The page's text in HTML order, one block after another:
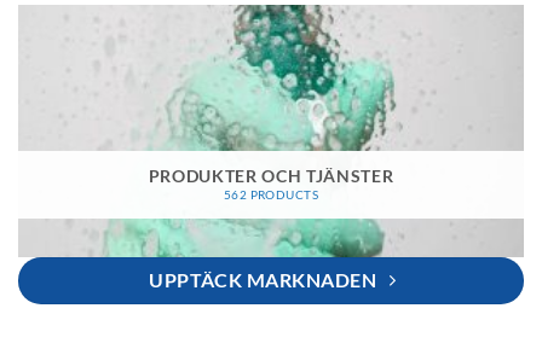
PRODUKTER OCH TJÄNSTER
562 PRODUCTS
UPPTÄCK MARKNADEN